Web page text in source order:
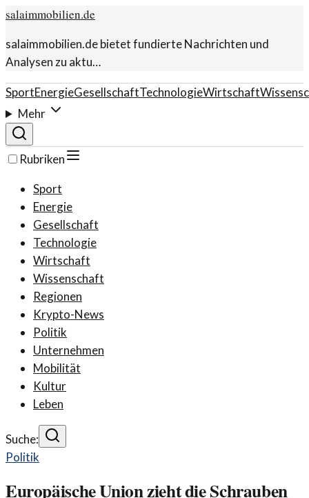
salaimmobilien.de
salaimmobilien.de bietet fundierte Nachrichten und
Analysen zu aktu…
SportEnergieGesellschaftTechnologieWirtschaft
Mehr
Rubriken
Sport
Energie
Gesellschaft
Technologie
Wirtschaft
Wissenschaft
Regionen
Krypto-News
Politik
Unternehmen
Mobilität
Kultur
Leben
Suche:
Politik
Europäische Union zieht die Schrauben